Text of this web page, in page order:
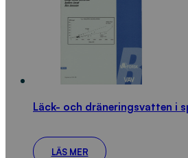
Läck- och dräneringsvatten i
LÄS MER